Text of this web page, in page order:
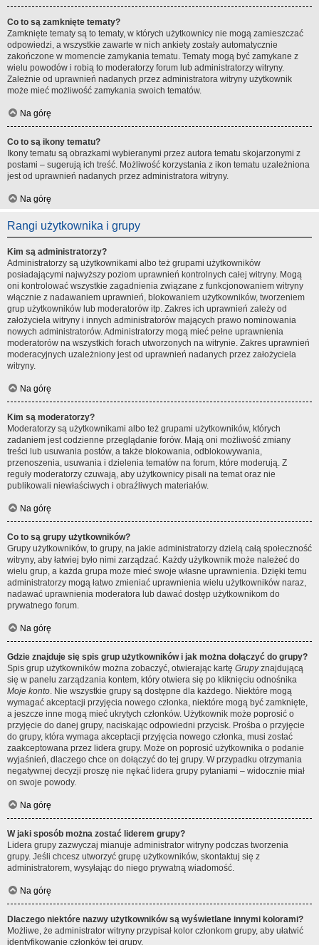
Co to są zamknięte tematy?
Zamknięte tematy są to tematy, w których użytkownicy nie mogą zamieszczać
odpowiedzi, a wszystkie zawarte w nich ankiety zostały automatycznie
zakończone w momencie zamykania tematu. Tematy mogą być zamykane z
wielu powodów i robią to moderatorzy forum lub administratorzy witryny.
Zależnie od uprawnień nadanych przez administratora witryny użytkownik
może mieć możliwość zamykania swoich tematów.
Na górę
Co to są ikony tematu?
Ikony tematu są obrazkami wybieranymi przez autora tematu skojarzonymi z
postami – sugerują ich treść. Możliwość korzystania z ikon tematu uzależniona
jest od uprawnień nadanych przez administratora witryny.
Na górę
Rangi użytkownika i grupy
Kim są administratorzy?
Administratorzy są użytkownikami albo też grupami użytkowników
posiadającymi najwyższy poziom uprawnień kontrolnych całej witryny. Mogą
oni kontrolować wszystkie zagadnienia związane z funkcjonowaniem witryny
włącznie z nadawaniem uprawnień, blokowaniem użytkowników, tworzeniem
grup użytkowników lub moderatorów itp. Zakres ich uprawnień zależy od
założyciela witryny i innych administratorów mających prawo nominowania
nowych administratorów. Administratorzy mogą mieć pełne uprawnienia
moderatorów na wszystkich forach utworzonych na witrynie. Zakres uprawnień
moderacyjnych uzależniony jest od uprawnień nadanych przez założyciela
witryny.
Na górę
Kim są moderatorzy?
Moderatorzy są użytkownikami albo też grupami użytkowników, których
zadaniem jest codzienne przeglądanie forów. Mają oni możliwość zmiany
treści lub usuwania postów, a także blokowania, odblokowywania,
przenoszenia, usuwania i dzielenia tematów na forum, które moderują. Z
reguły moderatorzy czuwają, aby użytkownicy pisali na temat oraz nie
publikowali niewłaściwych i obraźliwych materiałów.
Na górę
Co to są grupy użytkowników?
Grupy użytkowników, to grupy, na jakie administratorzy dzielą całą społeczność
witryny, aby łatwiej było nimi zarządzać. Każdy użytkownik może należeć do
wielu grup, a każda grupa może mieć swoje własne uprawnienia. Dzięki temu
administratorzy mogą łatwo zmieniać uprawnienia wielu użytkowników naraz,
nadawać uprawnienia moderatora lub dawać dostęp użytkownikom do
prywatnego forum.
Na górę
Gdzie znajduje się spis grup użytkowników i jak można dołączyć do grupy?
Spis grup użytkowników można zobaczyć, otwierając kartę Grupyznajdującą
się w panelu zarządzania kontem, który otwiera się po kliknięciu odnośnika
Moje konto. Nie wszystkie grupy są dostępne dla każdego. Niektóre mogą
wymagać akceptacji przyjęcia nowego członka, niektóre mogą być zamknięte,
a jeszcze inne mogą mieć ukrytych członków. Użytkownik może poprosić o
przyjęcie do danej grupy, naciskając odpowiedni przycisk. Prośba o przyjęcie
do grupy, która wymaga akceptacji przyjęcia nowego członka, musi zostać
zaakceptowana przez lidera grupy. Może on poprosić użytkownika o podanie
wyjaśnień, dlaczego chce on dołączyć do tej grupy. W przypadku otrzymania
negatywnej decyzji proszę nie nękać lidera grupy pytaniami – widocznie miał
on swoje powody.
Na górę
W jaki sposób można zostać liderem grupy?
Lidera grupy zazwyczaj mianuje administrator witryny podczas tworzenia
grupy. Jeśli chcesz utworzyć grupę użytkowników, skontaktuj się z
administratorem, wysyłając do niego prywatną wiadomość.
Na górę
Dlaczego niektóre nazwy użytkowników są wyświetlane innymi kolorami?
Możliwe, że administrator witryny przypisał kolor członkom grupy, aby ułatwić
identyfikowanie członków tej grupy.